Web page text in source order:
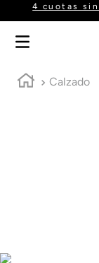
4 cuotas
Calzado